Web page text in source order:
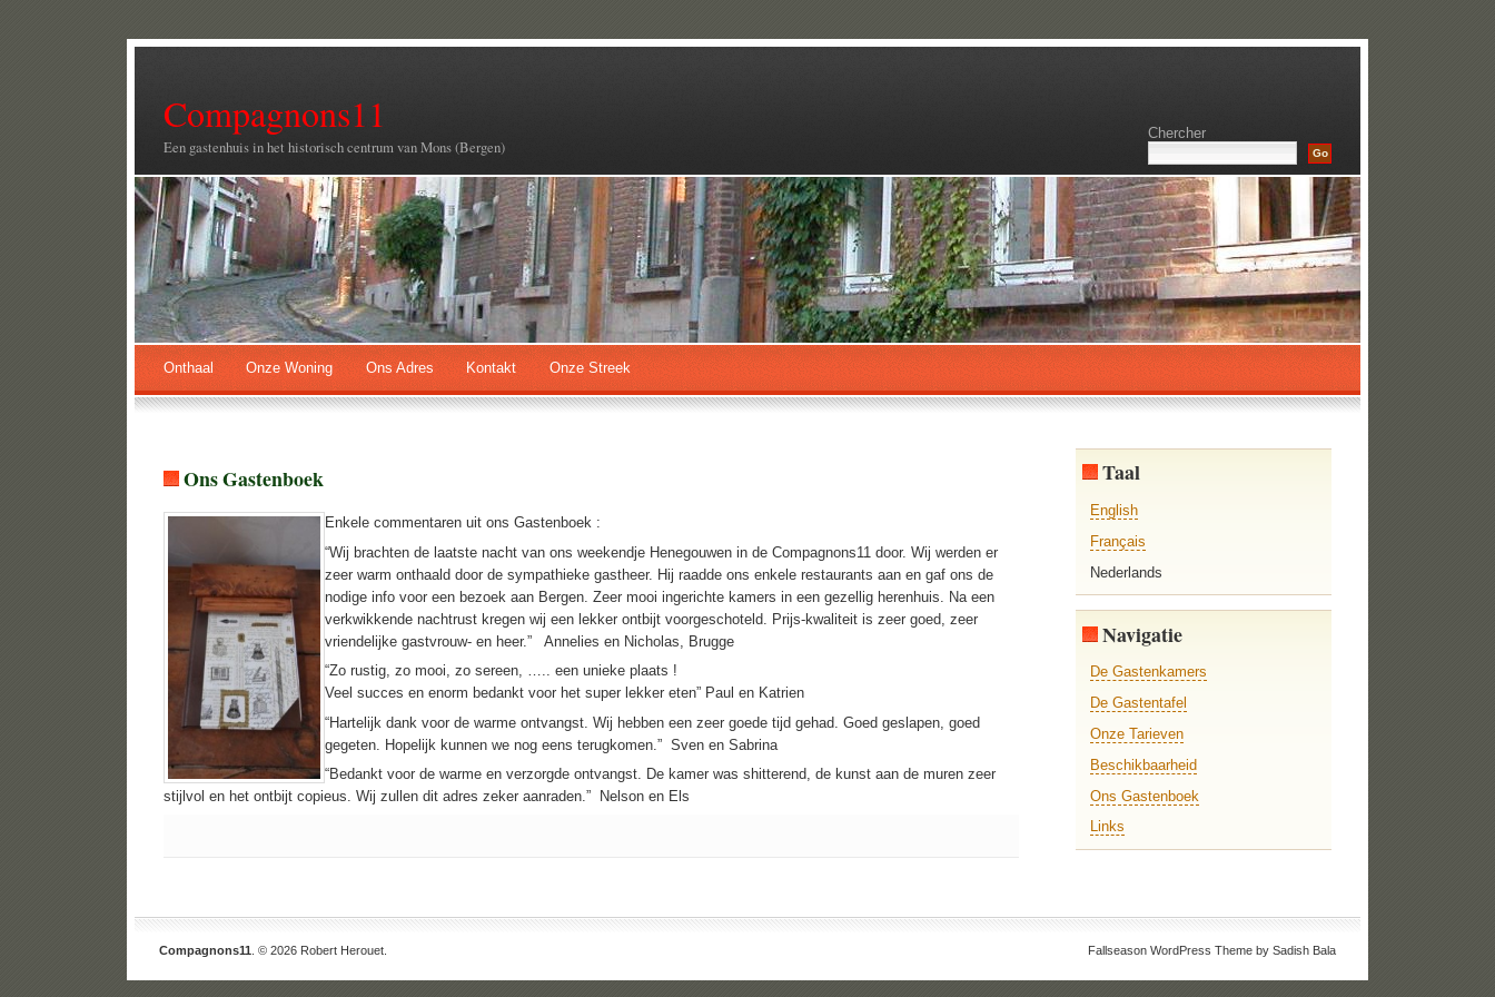
Compagnons11
Een gastenhuis in het historisch centrum van Mons (Bergen)
Chercher
Onthaal Onze Woning Ons Adres Kontakt Onze Streek
Ons Gastenboek
Enkele commentaren uit ons Gastenboek :
“Wij brachten de laatste nacht van ons weekendje Henegouwen in de Compagnons11 door. Wij werden er
zeer warm onthaald door de sympathieke gastheer. Hij raadde ons enkele restaurants aan en gaf ons de
nodige info voor een bezoek aan Bergen. Zeer mooi ingerichte kamers in een gezellig herenhuis. Na een
verkwikkende nachtrust kregen wij een lekker ontbijt voorgeschoteld. Prijs-kwaliteit is zeer goed, zeer
vriendelijke gastvrouw- en heer.” Annelies en Nicholas, Brugge
“Zo rustig, zo mooi, zo sereen, ….. een unieke plaats !
Veel succes en enorm bedankt voor het super lekker eten” Paul en Katrien
“Hartelijk dank voor de warme ontvangst. Wij hebben een zeer goede tijd gehad. Goed geslapen, goed
gegeten. Hopelijk kunnen we nog eens terugkomen.” Sven en Sabrina
“Bedankt voor de warme en verzorgde ontvangst. De kamer was shitterend, de kunst aan de muren zeer
stijlvol en het ontbijt copieus. Wij zullen dit adres zeker aanraden.” Nelson en Els
Taal
English
Français
Nederlands
Navigatie
De Gastenkamers
De Gastentafel
Onze Tarieven
Beschikbaarheid
Ons Gastenboek
Links
Compagnons11 . © 2026 Robert Herouet. Fallseason WordPress Theme by Sadish Bala